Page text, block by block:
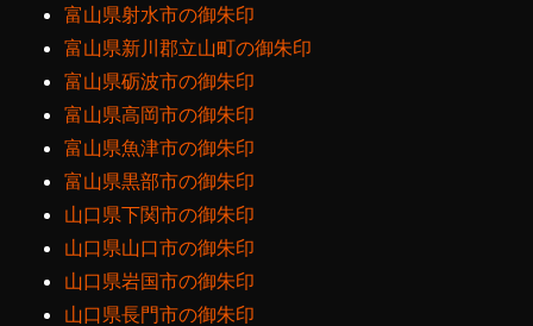
富山県射水市の御朱印
富山県新川郡立山町の御朱印
富山県砺波市の御朱印
富山県高岡市の御朱印
富山県魚津市の御朱印
富山県黒部市の御朱印
山口県下関市の御朱印
山口県山口市の御朱印
山口県岩国市の御朱印
山口県長門市の御朱印